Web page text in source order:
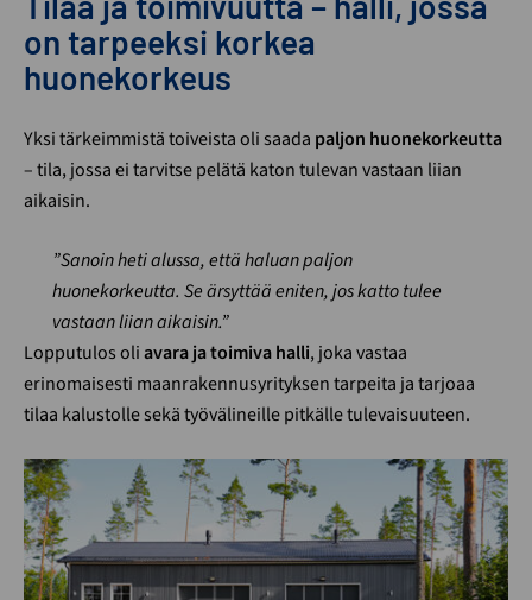
on tarpeeksi korkea
huonekorkeus
Yksi tärkeimmistä toiveista oli saada paljon huonekorkeutta
– tila, jossa ei tarvitse pelätä katon tulevan vastaan liian
aikaisin.
”Sanoin heti alussa, että haluan paljon
huonekorkeutta. Se ärsyttää eniten, jos katto tulee
vastaan liian aikaisin.”
Lopputulos oliavara ja toimiva halli, joka vastaa
erinomaisesti maanrakennusyrityksen tarpeita ja tarjoaa
tilaa kalustolle sekä työvälineille pitkälle tulevaisuuteen.